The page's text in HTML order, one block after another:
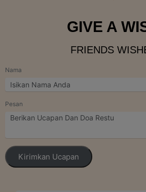
GIVE A
FRIENDS
Nama
Pesan
Kirimkan Ucapan